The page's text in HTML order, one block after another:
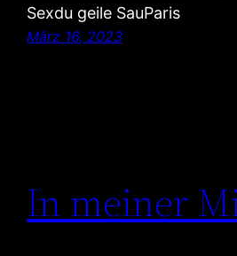
Sexdu geile SauParis
März 16, 2023
In meiner